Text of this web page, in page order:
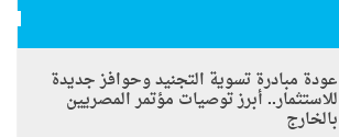
عودة مبادرة تسوية التجنيد وحوافز جديدة
للاستثمار.. أبرز توصيات مؤتمر المصريين
بالخارج